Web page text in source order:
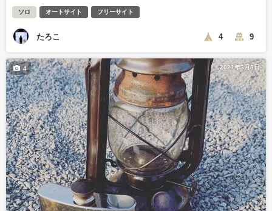
ソロ オートサイト フリーサイト
たろこ 4 9
2021年3月8日
4